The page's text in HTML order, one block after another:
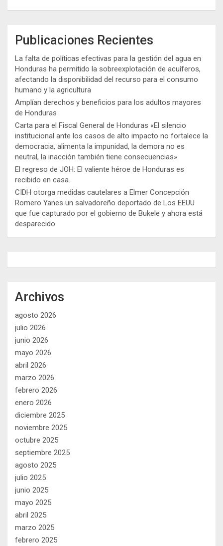
Publicaciones Recientes
La falta de políticas efectivas para la gestión del agua en
Honduras ha permitido la sobreexplotación de acuíferos,
afectando la disponibilidad del recurso para el consumo
humano y la agricultura
Amplían derechos y beneficios para los adultos mayores
de Honduras
Carta para el Fiscal General de Honduras «El silencio
institucional ante los casos de alto impacto no fortalece la
democracia, alimenta la impunidad, la demora no es
neutral, la inacción también tiene consecuencias»
El regreso de JOH: El valiente héroe de Honduras es
recibido en casa.
CIDH otorga medidas cautelares a Elmer Concepción
Romero Yanes un salvadoreño deportado de Los EEUU
que fue capturado por el gobierno de Bukele y ahora está
desparecido
Archivos
agosto 2026
julio 2026
junio 2026
mayo 2026
abril 2026
marzo 2026
febrero 2026
enero 2026
diciembre 2025
noviembre 2025
octubre 2025
septiembre 2025
agosto 2025
julio 2025
junio 2025
mayo 2025
abril 2025
marzo 2025
febrero 2025